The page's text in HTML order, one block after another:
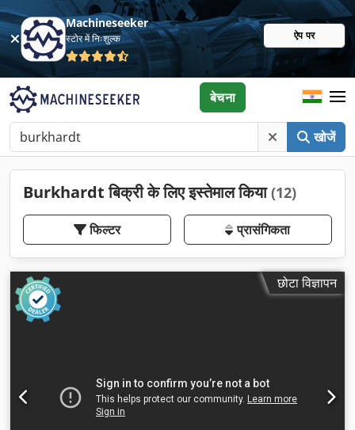
Machineseeker
स्टोर में निःशुल्क ऐप पर
खोजें
बेचना
Burkhardt बिक्री के लिए इस्तेमाल किया(12)
फिल्टर प्रासंगिकता
छोटा विज्ञापन